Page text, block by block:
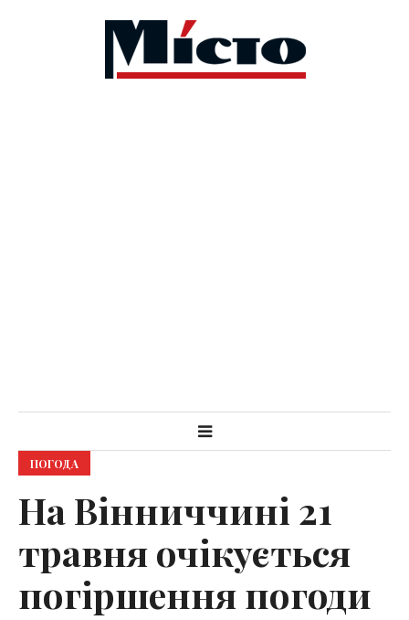
ПОГОДА
На Вінниччині 21
травня очікується
погіршення погоди